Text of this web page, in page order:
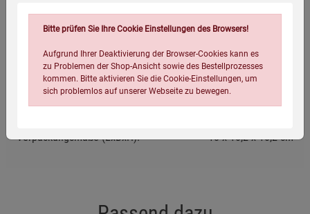
Eigenschaften
4054239000566
Verpackungsmaße (LxBxH):
18 10,2 10,2cm
Bitte prüfen Sie Ihre Cookie Einstellungen des Browsers!
Aufgrund Ihrer Deaktivierung der Browser-Cookies kann es
zu Problemen der Shop-Ansicht sowie des Bestellprozesses
kommen. Bitte aktivieren Sie die Cookie-Einstellungen, um
sich problemlos auf unserer Webseite zu bewegen.